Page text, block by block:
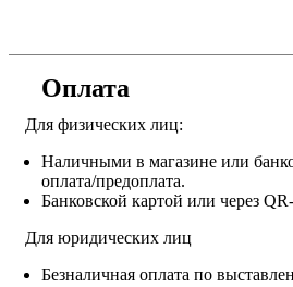
Оплата
Для физических лиц:
Наличными в магазине или
оплата/предоплата.
Банковской картой или через
Для юридических лиц
Безналичная оплата по